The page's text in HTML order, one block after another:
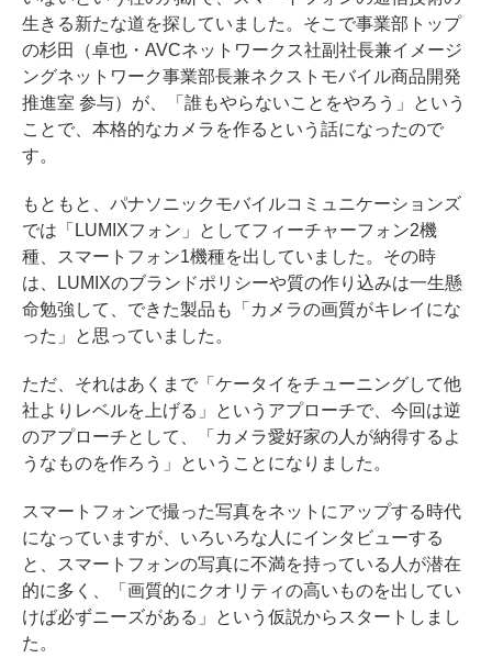
生きる新たな道を探していました。そこで事業部トップ
の杉田（卓也・AVCネットワークス社副社長兼イメージ
ングネットワーク事業部長兼ネクストモバイル商品開発
推進室 参与）が、「誰もやらないことをやろう」という
ことで、本格的なカメラを作るという話になったので
す。
もともと、パナソニックモバイルコミュニケーションズ
では「LUMIXフォン」としてフィーチャーフォン2機
種、スマートフォン1機種を出していました。その時
は、LUMIXのブランドポリシーや質の作り込みは一生懸
命勉強して、できた製品も「カメラの画質がキレイにな
った」と思っていました。
ただ、それはあくまで「ケータイをチューニングして他
社よりレベルを上げる」というアプローチで、今回は逆
のアプローチとして、「カメラ愛好家の人が納得するよ
うなものを作ろう」ということになりました。
スマートフォンで撮った写真をネットにアップする時代
になっていますが、いろいろな人にインタビューする
と、スマートフォンの写真に不満を持っている人が潜在
的に多く、「画質的にクオリティの高いものを出してい
けば必ずニーズがある」という仮説からスタートしまし
た。